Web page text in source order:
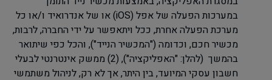
במערכות הפעלה של אפל (iOS) או של אנדרואיד ו/או כל
מערכת הפעלה אחרת, ככל ויתאפשר על ידי החברה, לרבות,
מכשיר חכם, וכדומה ("המכשיר הנייד"), והכל כפי שיתואר
בהמשך (להלן: "האפליקציה"), (2) ממשק אינטרנטי לבעלי
חשבון עסקי המיועד, בין היתר, אך לא רק, לניהול משתמשי